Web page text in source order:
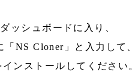
ッシュボードに入り、
NS Cloner」と入力して、
ンストールしてください。